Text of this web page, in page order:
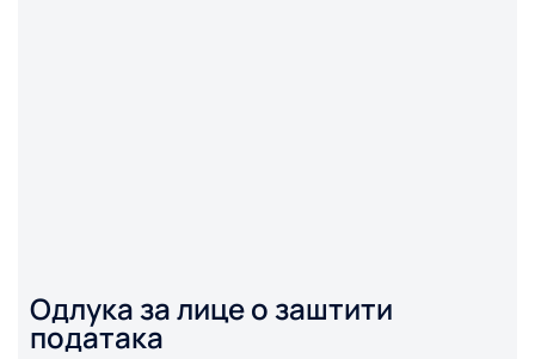
Одлука за лице о заштити
података